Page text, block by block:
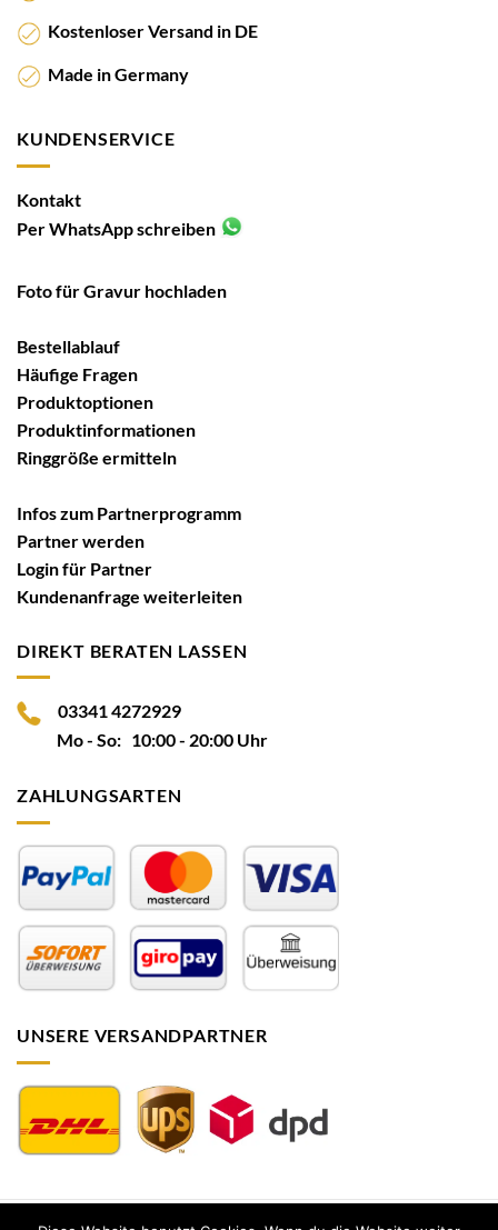
Kostenloser Versand in DE
Made in Germany
KUNDENSERVICE
Kontakt
Per WhatsApp schreiben
Foto für Gravur hochladen
Bestellablauf
Häufige Fragen
Produktoptionen
Produktinformationen
Ringgröße ermitteln
Infos zum Partnerprogramm
Partner werden
Login für Partner
Kundenanfrage weiterleiten
DIREKT BERATEN LASSEN
03341 4272929
Mo - So: 10:00 - 20:00 Uhr
ZAHLUNGSARTEN
UNSERE VERSANDPARTNER